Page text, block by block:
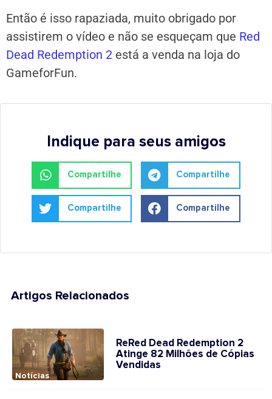
Então é isso rapaziada, muito obrigado por
assistirem o vídeo e não se esqueçam que Red
Dead Redemption 2 está a venda na loja do
GameforFun.
Indique para seus amigos
Compartilhe Compartilhe
Compartilhe Compartilhe
Artigos Relacionados
Notícias
ReRed Dead Redemption 2
Atinge 82 Milhões de Cópias
Vendidas